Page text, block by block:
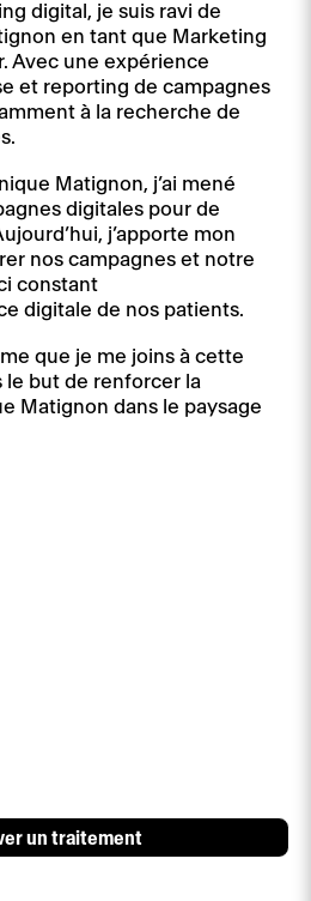
digital, je suis ravi de
en tant que Marketing
Avec une expérience
et reporting de campagnes
à la recherche de
Matignon, j’ai mené
digitales pour de
j’apporte mon
nos campagnes et notre
constant
digitale de nos patients.
que je me joins à cette
le but de renforcer la
Matignon dans le paysage
un traitement